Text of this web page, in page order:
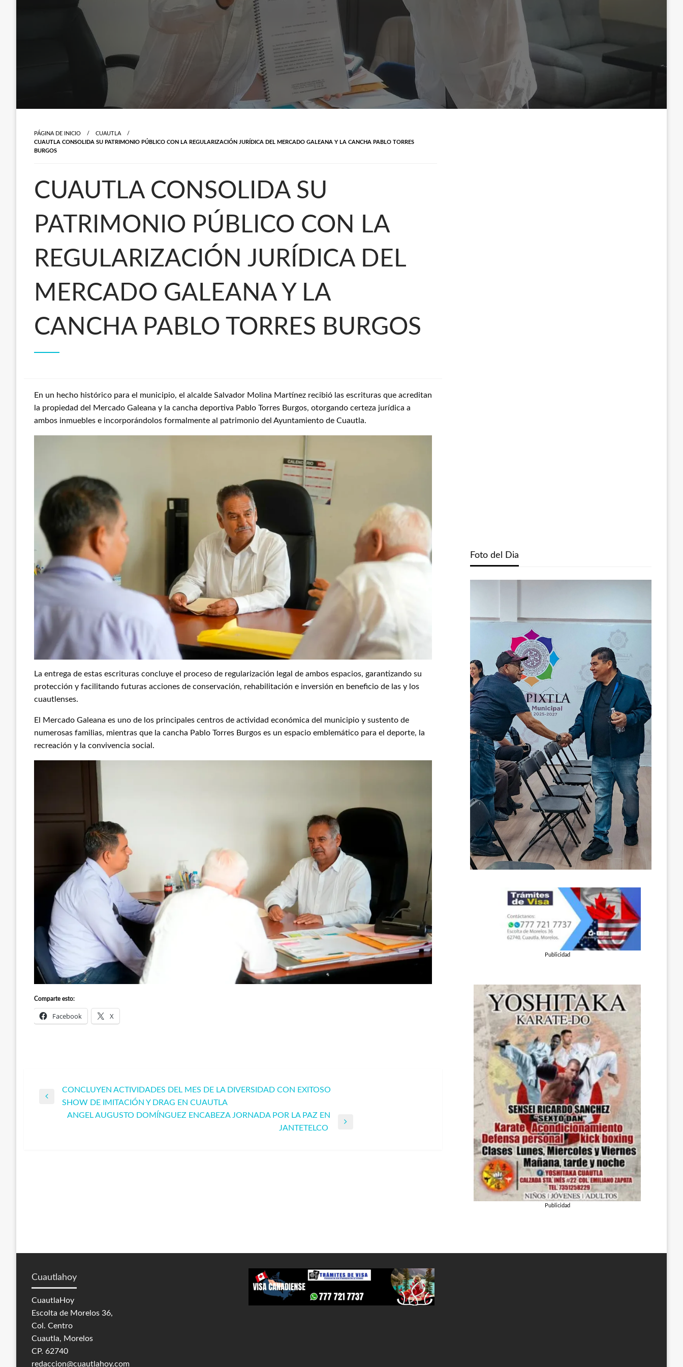
PÁGINA DE INICIO
CUAUTLA
CUAUTLA CONSOLIDA SU PATRIMONIO PÚBLICO CON LA REGULARIZACIÓN JURÍDICA DEL MERCADO GALEANA Y LA CANCHA PABLO TORRES
BURGOS
CUAUTLA CONSOLIDA SU
PATRIMONIO PÚBLICO CON LA
REGULARIZACIÓN JURÍDICA DEL
MERCADO GALEANA Y LA
CANCHA PABLO TORRES BURGOS
En un hecho histórico para el municipio, el alcalde Salvador Molina Martínez recibió las escrituras que acreditan
la propiedad del Mercado Galeana y la cancha deportiva Pablo Torres Burgos, otorgando certeza jurídica a
ambos inmuebles e incorporándolos formalmente al patrimonio del Ayuntamiento de Cuautla.
La entrega de estas escrituras concluye el proceso de regularización legal de ambos espacios, garantizando su
protección y facilitando futuras acciones de conservación, rehabilitación e inversión en beneficio de las y los
cuautlenses.
El Mercado Galeana es uno de los principales centros de actividad económica del municipio y sustento de
numerosas familias, mientras que la cancha Pablo Torres Burgos es un espacio emblemático para el deporte, la
recreación y la convivencia social.
Comparte esto:
Facebook X
Navegación
Entrada
CONCLUYEN ACTIVIDADES DEL MES DE LA DIVERSIDAD CON EXITOSO
SHOW DE IMITACIÓN Y DRAG EN CUAUTLA
ANGEL AUGUSTO DOMÍNGUEZ ENCABEZA JORNADA POR LA PAZ EN
JANTETELCO
Foto del Dia
Publicidad
Publicidad
Cuautlahoy
CuautlaHoy
Escolta de Morelos 36,
Col. Centro
Cuautla, Morelos
CP. 62740
redaccion@cuautlahoy.com